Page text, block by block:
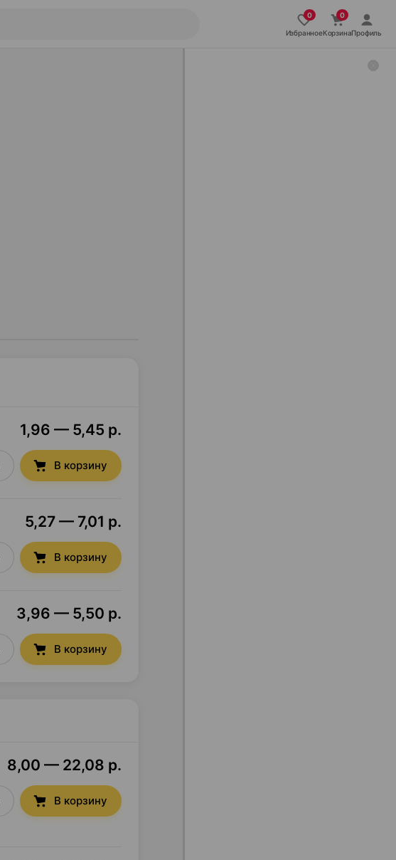
ИзбранноеКорзинаПрофиль
1,96 — 5,45 р.
В корзину
5,27 — 7,01 р.
В корзину
3,96 — 5,50 р.
В корзину
8,00 — 22,08 р.
В корзину